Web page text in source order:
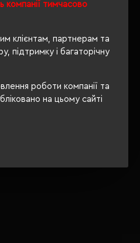
компанії тимчасово
клієнтам, партнерам та
підтримку і багаторічну
роботи компанії та
на цьому сайті